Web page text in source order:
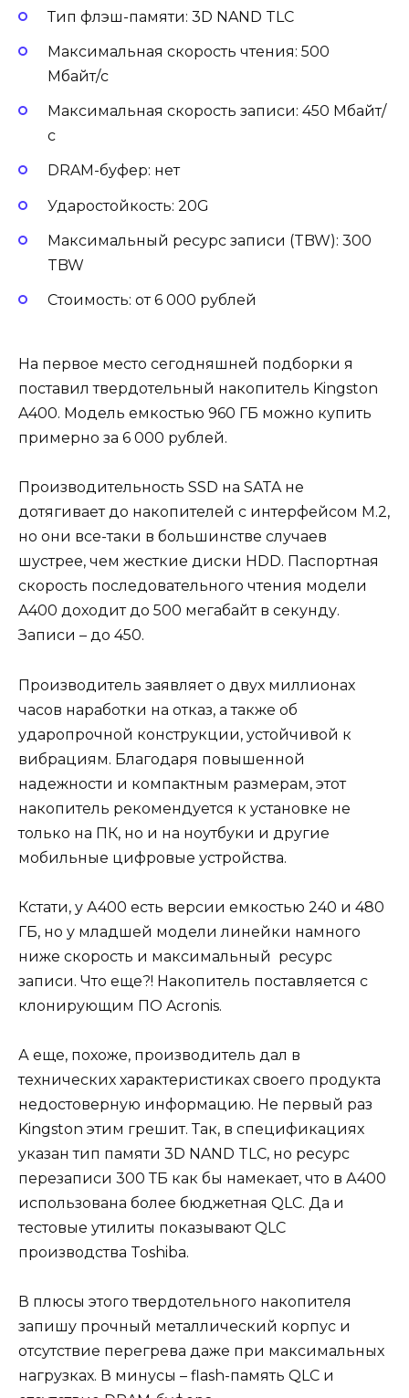
Тип флэш-памяти: 3D NAND TLC
Максимальная скорость чтения: 500
Мбайт/c
Максимальная скорость записи: 450 Мбайт/
с
DRAM-буфер: нет
Ударостойкость: 20G
Максимальный ресурс записи (TBW): 300
TBW
Стоимость: от 6 000 рублей
На первое место сегодняшней подборки я
поставил твердотельный накопитель Kingston
A400. Модель емкостью 960 ГБ можно купить
примерно за 6 000 рублей.
Производительность SSD на SATA не
дотягивает до накопителей с интерфейсом M.2,
но они все-таки в большинстве случаев
шустрее, чем жесткие диски HDD. Паспортная
скорость последовательного чтения модели
A400 доходит до 500 мегабайт в секунду.
Записи – до 450.
Производитель заявляет о двух миллионах
часов наработки на отказ, а также об
ударопрочной конструкции, устойчивой к
вибрациям. Благодаря повышенной
надежности и компактным размерам, этот
накопитель рекомендуется к установке не
только на ПК, но и на ноутбуки и другие
мобильные цифровые устройства.
Кстати, у А400 есть версии емкостью 240 и 480
ГБ, но у младшей модели линейки намного
ниже скорость и максимальный ресурс
записи. Что еще?! Накопитель поставляется с
клонирующим ПО Acronis.
А еще, похоже, производитель дал в
технических характеристиках своего продукта
недостоверную информацию. Не первый раз
Kingston этим грешит. Так, в спецификациях
указан тип памяти 3D NAND TLC, но ресурс
перезаписи 300 ТБ как бы намекает, что в А400
использована более бюджетная QLC. Да и
тестовые утилиты показывают QLC
производства Toshiba.
В плюсы этого твердотельного накопителя
запишу прочный металлический корпус и
отсутствие перегрева даже при максимальных
нагрузках. В минусы – flash-память QLC и